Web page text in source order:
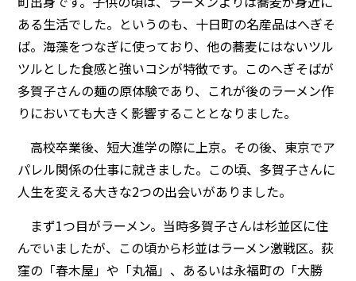
ある生活でした。というのも、十日町の名産品はへぎそ
ば。海藻をつなぎに使っており、他の蕎麦にはないツル
ツルとした食感と強いコシが特徴です。このへぎそばが
多賀子さんの麺の原体験であり、これが後のラーメン作
りにおいても大きく影響することとなりました。
高校卒業後、短大進学の際に上京。その後、東京でア
パレル関係の仕事に就きました。この頃、多賀子さんに
人生を変える大きな2つの出会いがありました。
まず1つ目がラーメン。当時多賀子さんは杉並区に住
んでいましたが、この頃から杉並はラーメン激戦区。荻
窪の「春木屋」や「丸福」、あるいは永福町の「大勝